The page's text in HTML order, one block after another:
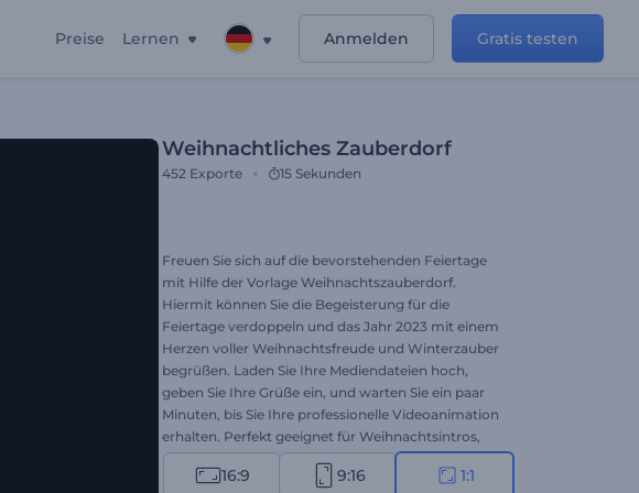
Preise Lernen Anmelden Gratis testen
Weihnachtliches Zauberdorf
452 Exporte 15 Sekunden
Freuen Sie sich auf die bevorstehenden Feiertage
mit Hilfe der Vorlage Weihnachtszauberdorf.
Hiermit können Sie die Begeisterung für die
Feiertage verdoppeln und das Jahr 2023 mit einem
Herzen voller Weihnachtsfreude und Winterzauber
begrüßen. Laden Sie Ihre Mediendateien hoch,
geben Sie Ihre Grüße ein, und warten Sie ein paar
Minuten, bis Sie Ihre professionelle Videoanimation
erhalten. Perfekt geeignet für Weihnachtsintros,
Videogrüße, Einladungen zum Abendessen,
Weihnachtswerbung und vieles mehr. Probieren
16:9 9:16 1:1